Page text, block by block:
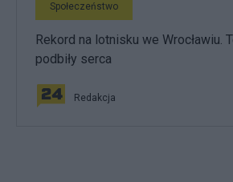
Społeczeństwo
Rekord na lotnisku we Wrocławiu.
podbiły serca
Redakcja